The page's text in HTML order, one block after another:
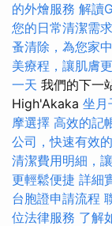
的外燴服務 解讀
您的日常清潔需求
蚤清除，為您家
美療程，讓肌膚
一天 我們的下一
High'Akaka 坐月
摩選擇 高效的記
公司，快速有效
清潔費用明細，
更輕鬆便捷 詳細
台胞證申請流程
位法律服務 了解